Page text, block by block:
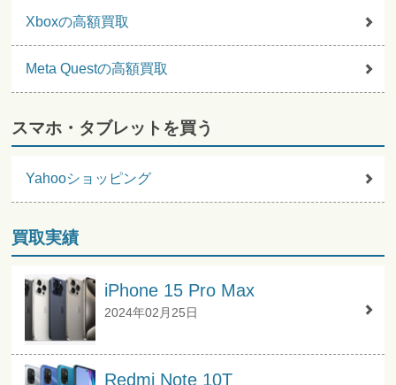
Xboxの高額買取
Meta Questの高額買取
スマホ・タブレットを買う
Yahooショッピング
買取実績
iPhone 15 Pro Max
2024年02月25日
Redmi Note 10T